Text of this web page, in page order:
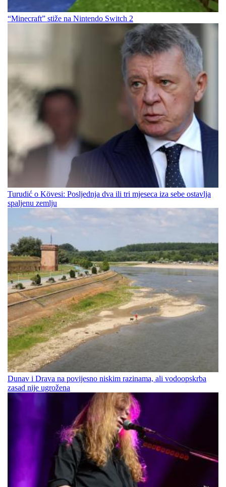
“Minecraft” stiže na Nintendo Switch 2
Turudić o Kövesi: Posljednja dva ili tri mjeseca iza sebe ostavlja
spaljenu zemlju
Dunav i Drava na povijesno niskim razinama, ali vodoopskrba
zasad nije ugrožena